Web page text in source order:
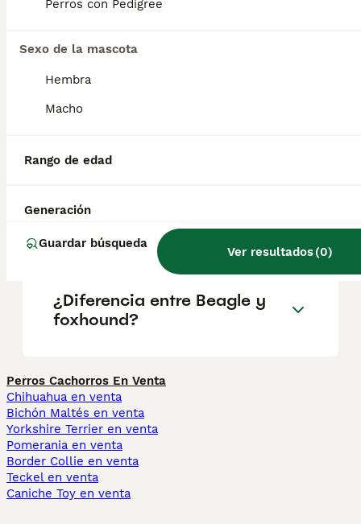
Perros con Pedigree
Sexo de la mascota
Hembra
Macho
Rango de edad
Generación
Guardar búsqueda
Ver resultados(0)
criadores responsables que garanticen la
Informarse bien y comparar opciones antes
decisión.
mascota?
¿Cómo se llama el foxhound
americano en español?
¿Diferencia entre Beagle y
foxhound?
Perros Cachorros En Venta
Chihuahua en venta
Bichón Maltés en venta
Yorkshire Terrier en venta
Pomerania en venta
Border Collie en venta
Teckel en venta
Caniche Toy en venta